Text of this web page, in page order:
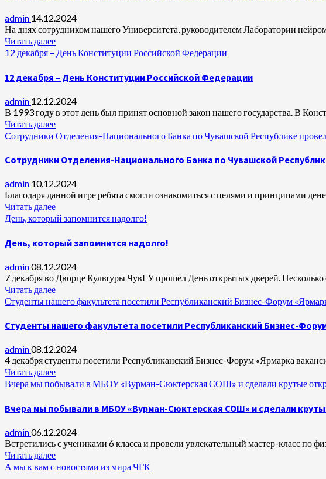
admin 14.12.2024
На днях сотрудником нашего Университета, руководителем Лаборатории
Читать далее
12 декабря – День Конституции Российской Федерации
12 декабря – День Конституции Российской Федерации
admin 12.12.2024
В 1993 году в этот день был принят основной закон нашего государства. В
Читать далее
Cотрудники Отделения-Национального Банка по Чувашской Республике
Cотрудники Отделения-Национального Банка по Чувашской
admin 10.12.2024
Благодаря данной игре ребята смогли ознакомиться с целями и принципами
Читать далее
День, который запомнится надолго!
День, который запомнится надолго!
admin08.12.2024
7 декабря во Дворце Культуры ЧувГУ прошел День открытых дверей.
Читать далее
Студенты нашего факультета посетили Республиканский Бизнес-Форум
Студенты нашего факультета посетили Республиканский Бизнес-
admin08.12.2024
4 декабря студенты посетили Республиканский Бизнес-Форум «Ярмарка
Читать далее
Вчера мы побывали в МБОУ «Вурман-Сюктерская СОШ» и сделали крутые
Вчера мы побывали в МБОУ «Вурман-Сюктерская СОШ» и сделали
admin06.12.2024
Встретились с учениками 6 класса и провели увлекательный мастер-класс по
Читать далее
А мы к вам с новостями из мира ЧГК